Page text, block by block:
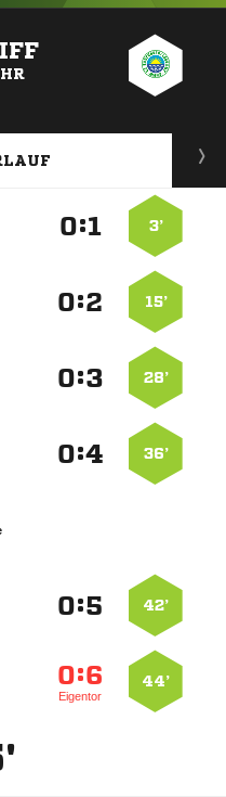
3’
:
15’
:
28’
:
36’
:
42’
:
44’
:
Eigentor